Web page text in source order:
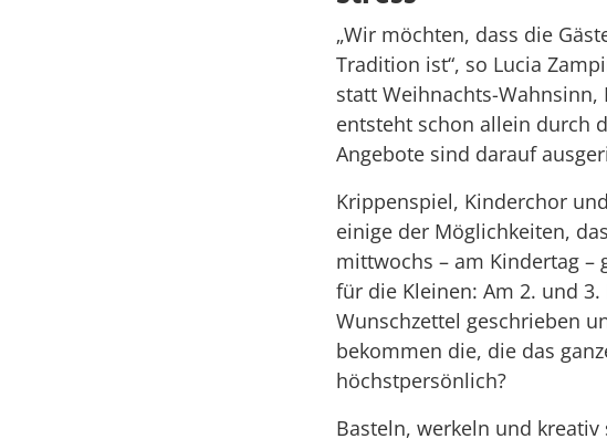
„Wir möchten, dass die
Tradition ist“, so Lucia
statt Weihnachts-Wahnsinn,
entsteht schon allein durch
Angebote sind darauf
Krippenspiel, Kinderchor
einige der Möglichkeiten,
mittwochs – am Kindertag –
für die Kleinen: Am 2. und
Wunschzettel geschrieben
bekommen die, die das
höchstpersönlich?
Basteln, werkeln und